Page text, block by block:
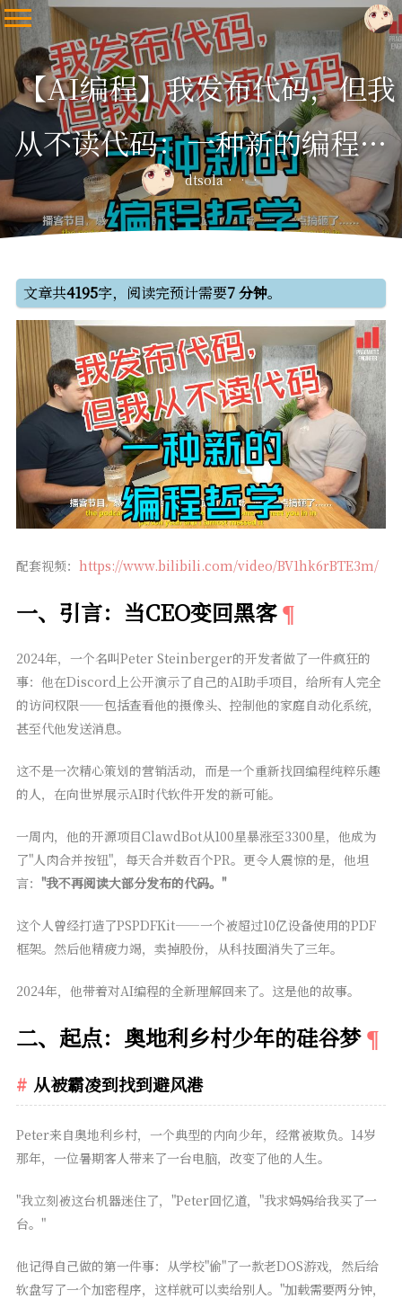
【AI编程】我发布代码，但我
从不读代码：一种新的编程哲
学
dtsola
文章共4195字，阅读完预计需要7 分钟。
配套视频： https://www.bilibili.com/video/BV1hk6rBTE3m/
一、引言：当CEO变回黑客
2024年，一个名叫Peter Steinberger的开发者做了一件疯狂的
事：他在Discord上公开演示了自己的AI助手项目，给所有人完全
的访问权限——包括查看他的摄像头、控制他的家庭自动化系统，
甚至代他发送消息。
这不是一次精心策划的营销活动，而是一个重新找回编程纯粹乐趣
的人，在向世界展示AI时代软件开发的新可能。
一周内，他的开源项目ClawdBot从100星暴涨至3300星，他成为
了"人肉合并按钮"，每天合并数百个PR。更令人震惊的是，他坦
言： "我不再阅读大部分发布的代码。"
这个人曾经打造了PSPDFKit——一个被超过10亿设备使用的PDF
框架。然后他精疲力竭，卖掉股份，从科技圈消失了三年。
2024年，他带着对AI编程的全新理解回来了。这是他的故事。
二、起点：奥地利乡村少年的硅谷梦
从被霸凌到找到避风港
Peter来自奥地利乡村，一个典型的内向少年，经常被欺负。14岁
那年，一位暑期客人带来了一台电脑，改变了他的人生。
"我立刻被这台机器迷住了，"Peter回忆道，"我求妈妈给我买了一
台。"
他记得自己做的第一件事：从学校"偷"了一款老DOS游戏，然后给
软盘写了一个加密程序，这样就可以卖给别人。"加载需要两分钟，